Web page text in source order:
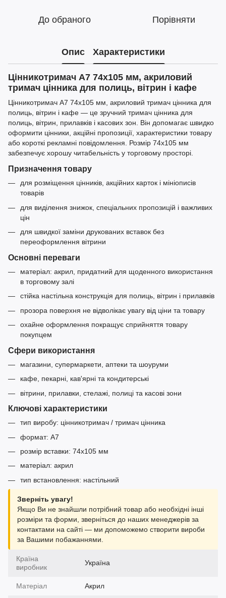
До обраного Порівняти
Опис Характеристики
Цінникотримач А7 74x105 мм, акриловий
тримач цінника для полиць, вітрин і кафе
Цінникотримач А7 74x105 мм, акриловий тримач цінника для
полиць, вітрин і кафе — це зручний тримач цінника для
полиць, вітрин, прилавків і касових зон. Він допомагає швидко
оформити цінники, акційні пропозиції, характеристики товару
або короткі рекламні повідомлення. Розмір 74x105 мм
забезпечує хорошу читабельність у торговому просторі.
Призначення товару
для розміщення цінників, акційних карток і мініописів
товарів
для виділення знижок, спеціальних пропозицій і важливих
цін
для швидкої заміни друкованих вставок без
переоформлення вітрини
Основні переваги
матеріал: акрил, придатний для щоденного використання
в торговому залі
стійка настільна конструкція для полиць, вітрин і прилавків
прозора поверхня не відволікає увагу від ціни та товару
охайне оформлення покращує сприйняття товару
покупцем
Сфери використання
магазини, супермаркети, аптеки та шоуруми
кафе, пекарні, кав'ярні та кондитерські
вітрини, прилавки, стелажі, полиці та касові зони
Ключові характеристики
тип виробу: цінникотримач / тримач цінника
формат: А7
розмір вставки: 74x105 мм
матеріал: акрил
тип встановлення: настільний
Зверніть увагу!
Якщо Ви не знайшли потрібний товар або необхідні інші
розміри та форми, зверніться до наших менеджерів за
контактами на сайті — ми допоможемо створити вироби
за Вашими побажаннями.
Країна
виробник
Україна
Матеріал Акрил